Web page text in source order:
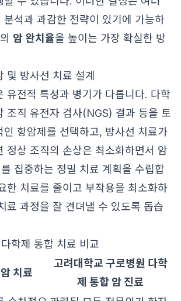
분석과 과감한 전략이 있기에 가능하
암 완치율을 높이는 가장 확실한 방
및 방사선 치료 설계
유전적 특성과 병기가 다릅니다. 다학
조직 유전자 검사(NGS) 결과 등을 토
인 항암제를 선택하고, 방사선 치료가
정상 조직의 손상은 최소화하면서 암
집중하는 정밀 치료 계획을 수립합
한 치료를 줄이고 부작용을 최소화하
료 과정을 잘 견뎌낼 수 있도록 돕습
학제 통합 치료 비교
치료
고려대학교 구로병원 다학
제 통합 암 진료